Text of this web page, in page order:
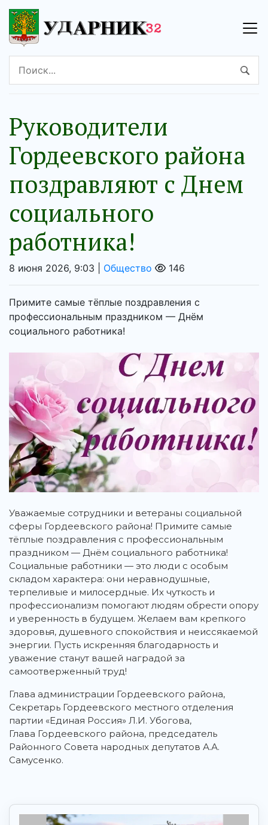
Руководители
Гордеевского района
поздравляют с Днем
социального
работника!
8 июня 2026, 9:03 | Общество 146
Примите самые тёплые поздравления с
профессиональным праздником — Днём
социального работника!
Уважаемые сотрудники и ветераны социальной
сферы Гордеевского района! Примите самые
тёплые поздравления с профессиональным
праздником — Днём социального работника!
Социальные работники — это люди с особым
складом характера: они неравнодушные,
терпеливые и милосердные. Их чуткость и
профессионализм помогают людям обрести опору
и уверенность в будущем. Желаем вам крепкого
здоровья, душевного спокойствия и неиссякаемой
энергии. Пусть искренняя благодарность и
уважение станут вашей наградой за
самоотверженный труд!
Глава администрации Гордеевского района,
Секретарь Гордеевского местного отделения
партии «Единая Россия» Л.И. Убогова,
Глава Гордеевского района, председатель
Районного Совета народных депутатов А.А.
Самусенко.